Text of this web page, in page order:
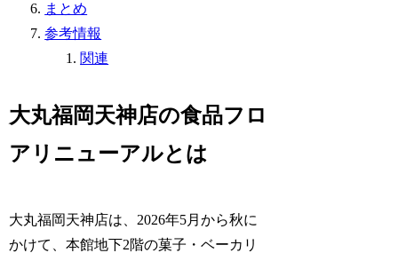
まとめ
参考情報
関連
大丸福岡天神店の食品フロ
アリニューアルとは
大丸福岡天神店は、2026年5月から秋に
かけて、本館地下2階の菓子・ベーカリ